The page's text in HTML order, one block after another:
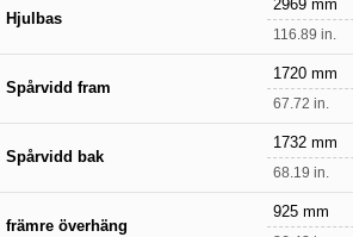
Hjulbas
2969 mm
116.89 in.
Spårvidd fram
1720 mm
67.72 in.
Spårvidd bak
1732 mm
68.19 in.
främre överhäng
925 mm